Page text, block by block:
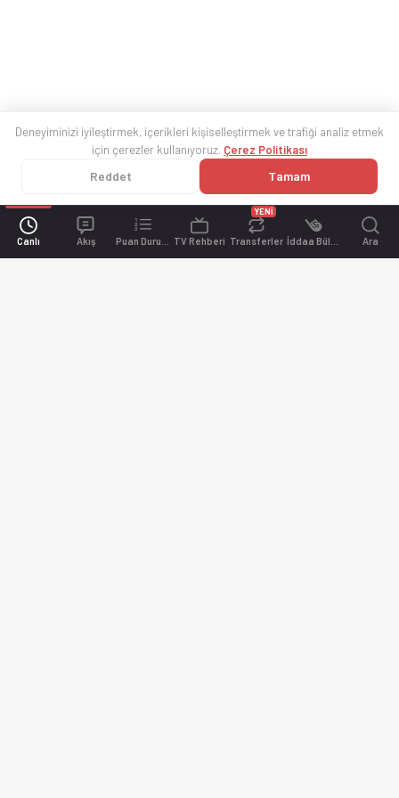
Canlı Akış TV Rehberi Transferler
YENİ
Ara
Deneyiminizi iyileştirmek, içerikleri kişiselleştirmek ve trafiği analiz etmek
için çerezler kullanıyoruz. Çerez Politikası
Reddet Tamam